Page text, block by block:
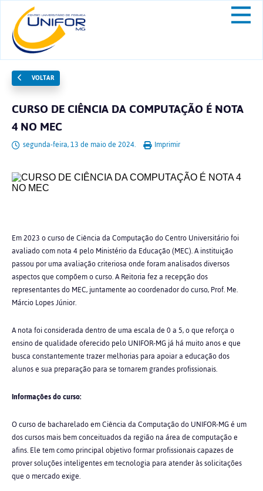
VOLTAR
CURSO DE CIÊNCIA DA COMPUTAÇÃO É NOTA
4 NO MEC
segunda-feira, 13 de maio de 2024. Imprimir
Em 2023 o curso de Ciência da Computação do Centro Universitário foi
avaliado com nota 4 pelo Ministério da Educação (MEC). A instituição
passou por uma avaliação criteriosa onde foram analisados diversos
aspectos que compõem o curso. A Reitoria fez a recepção dos
representantes do MEC, juntamente ao coordenador do curso, Prof. Me.
Márcio Lopes Júnior.
A nota foi considerada dentro de uma escala de 0 a 5, o que reforça o
ensino de qualidade oferecido pelo UNIFOR-MG já há muito anos e que
busca constantemente trazer melhorias para apoiar a educação dos
alunos e sua preparação para se tornarem grandes profissionais.
Informações do curso:
O curso de bacharelado em Ciência da Computação do UNIFOR-MG é um
dos cursos mais bem conceituados da região na área de computação e
afins. Ele tem como principal objetivo formar profissionais capazes de
prover soluções inteligentes em tecnologia para atender às solicitações
que o mercado exige.